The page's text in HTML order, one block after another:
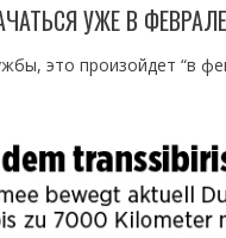
УЖЕ В ФЕВРАЛЕ
это произойдет “в